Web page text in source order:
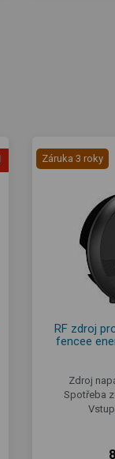
Záruka 3 roky
RF zdroj
fencee
Zdroj
Spotřeba